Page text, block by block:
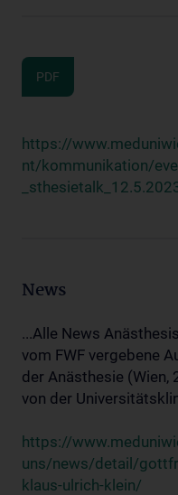
PDF
https://
nt/kommunikation/
News
...Alle News
vom FWF vergebene
der Anästhesie (Wien,
von der
https://
uns/news/detail/
klaus-ulrich-klein/